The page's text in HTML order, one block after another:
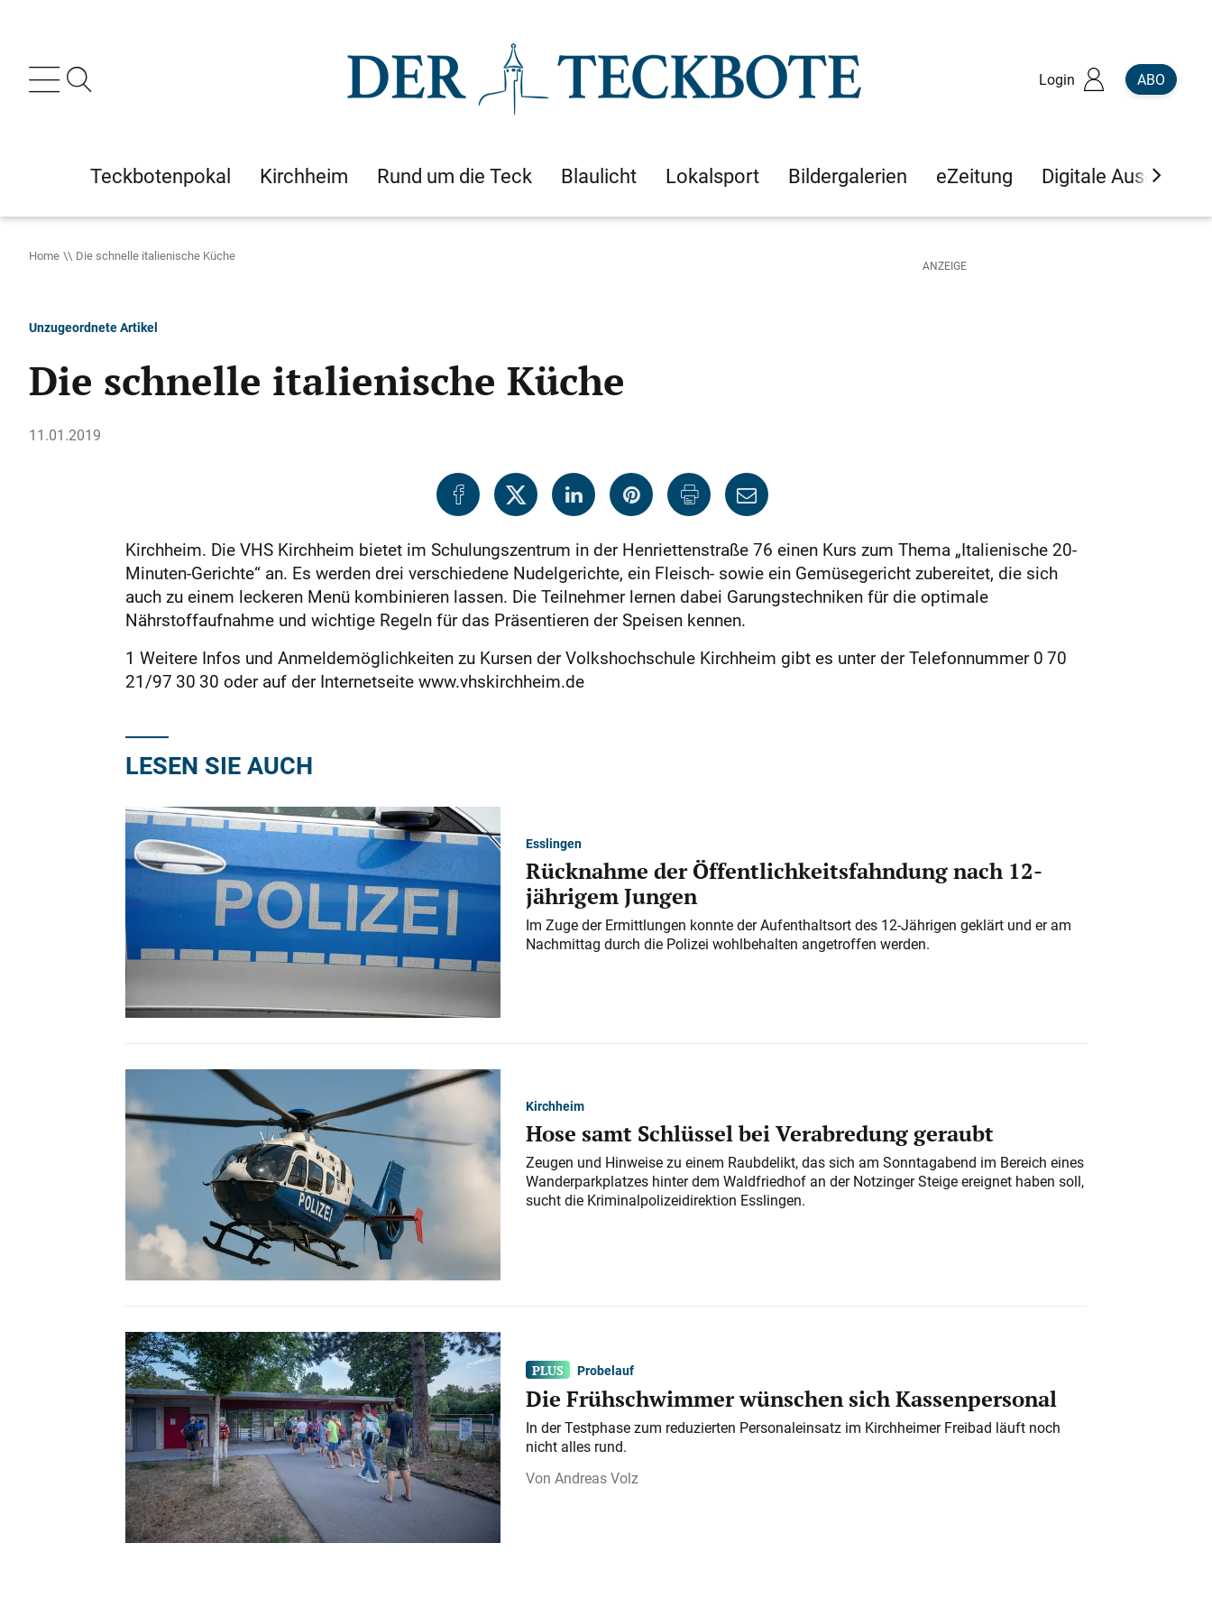
Login ABO
Teckbotenpokal Kirchheim Rund um die Teck Blaulicht Lokalsport Bildergalerien eZeitung Digitale Ausgaben
Home Die schnelle italienische Küche
Unzugeordnete Artikel
Die schnelle italienische Küche
11.01.2019
Kirchheim. Die VHS Kirchheim bietet im Schulungszentrum in der Henriettenstraße 76 einen Kurs zum Thema „Italienische 20-
Minuten-Gerichte“ an. Es werden drei verschiedene Nudelgerichte, ein Fleisch- sowie ein Gemüsegericht zubereitet, die sich
auch zu einem leckeren Menü kombinieren lassen. Die Teilnehmer lernen dabei Garungstechniken für die optimale
Nährstoffaufnahme und wichtige Regeln für das Präsentieren der Speisen kennen.
1 Weitere Infos und Anmeldemöglichkeiten zu Kursen der Volkshochschule Kirchheim gibt es unter der Telefonnummer 0 70
21/97 30 30 oder auf der Internetseite www.vhskirchheim.de
LESEN SIE AUCH
Esslingen
Rücknahme der Öffentlichkeitsfahndung nach 12-
jährigem Jungen
Im Zuge der Ermittlungen konnte der Aufenthaltsort des 12-Jährigen geklärt und er am
Nachmittag durch die Polizei wohlbehalten angetroffen werden.
Kirchheim
Hose samt Schlüssel bei Verabredung geraubt
Zeugen und Hinweise zu einem Raubdelikt, das sich am Sonntagabend im Bereich eines
Wanderparkplatzes hinter dem Waldfriedhof an der Notzinger Steige ereignet haben soll,
sucht die Kriminalpolizeidirektion Esslingen.
Probelauf
Die Frühschwimmer wünschen sich Kassenpersonal
In der Testphase zum reduzierten Personaleinsatz im Kirchheimer Freibad läuft noch
nicht alles rund.
Andreas Volz